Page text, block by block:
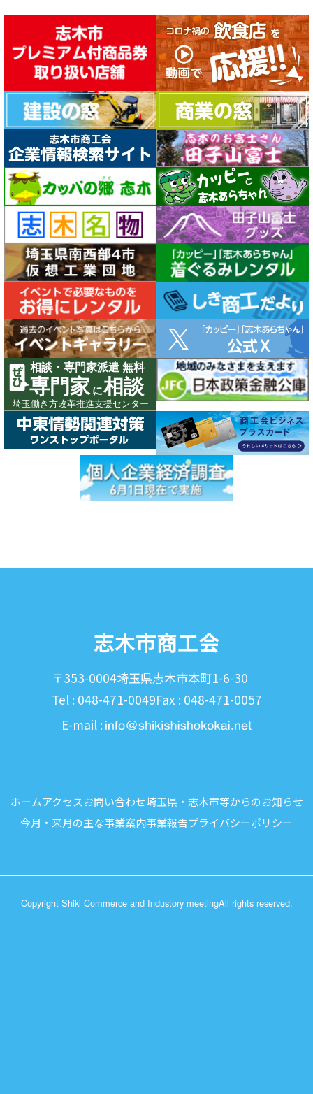
志木市商工会
〒353-0004埼玉県志木市本町1-6-30
Tel : 048-471-0049Fax : 048-471-0057
E-mail :
ホームアクセスお問い合わせ埼玉県・志木市等からのお知らせ
今月・来月の主な事業案内事業報告プライバシーポリシー
Copyright Shiki Commerce and Industory meetingAll rights reserved.